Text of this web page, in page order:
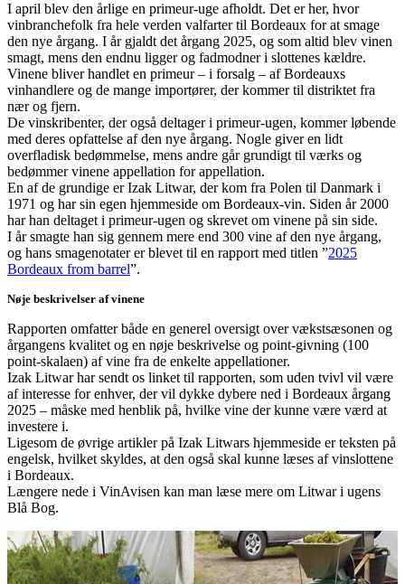
I april blev den årlige en primeur-uge afholdt. Det er her, hvor
vinbranchefolk fra hele verden valfarter til Bordeaux for at smage
den nye årgang. I år gjaldt det årgang 2025, og som altid blev vinen
smagt, mens den endnu ligger og fadmodner i slottenes kældre.
Vinene bliver handlet en primeur – i forsalg – af Bordeauxs
vinhandlere og de mange importører, der kommer til distriktet fra
nær og fjern.
De vinskribenter, der også deltager i primeur-ugen, kommer løbende
med deres opfattelse af den nye årgang. Nogle giver en lidt
overfladisk bedømmelse, mens andre går grundigt til værks og
bedømmer vinene appellation for appellation.
En af de grundige er Izak Litwar, der kom fra Polen til Danmark i
1971 og har sin egen hjemmeside om Bordeaux-vin. Siden år 2000
har han deltaget i primeur-ugen og skrevet om vinene på sin side.
I år smagte han sig gennem mere end 300 vine af den nye årgang,
og hans smagenotater er blevet til en rapport med titlen ”2025
Bordeaux from barrel”.
Nøje beskrivelser af vinene
Rapporten omfatter både en generel oversigt over vækstsæsonen og
årgangens kvalitet og en nøje beskrivelse og point-givning (100
point-skalaen) af vine fra de enkelte appellationer.
Izak Litwar har sendt os linket til rapporten, som uden tvivl vil være
af interesse for enhver, der vil dykke dybere ned i Bordeaux årgang
2025 – måske med henblik på, hvilke vine der kunne være værd at
investere i.
Ligesom de øvrige artikler på Izak Litwars hjemmeside er teksten på
engelsk, hvilket skyldes, at den også skal kunne læses af vinslottene
i Bordeaux.
Længere nede i VinAvisen kan man læse mere om Litwar i ugens
Blå Bog.